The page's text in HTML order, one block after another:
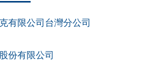
有限公司台灣分公司
份有限公司